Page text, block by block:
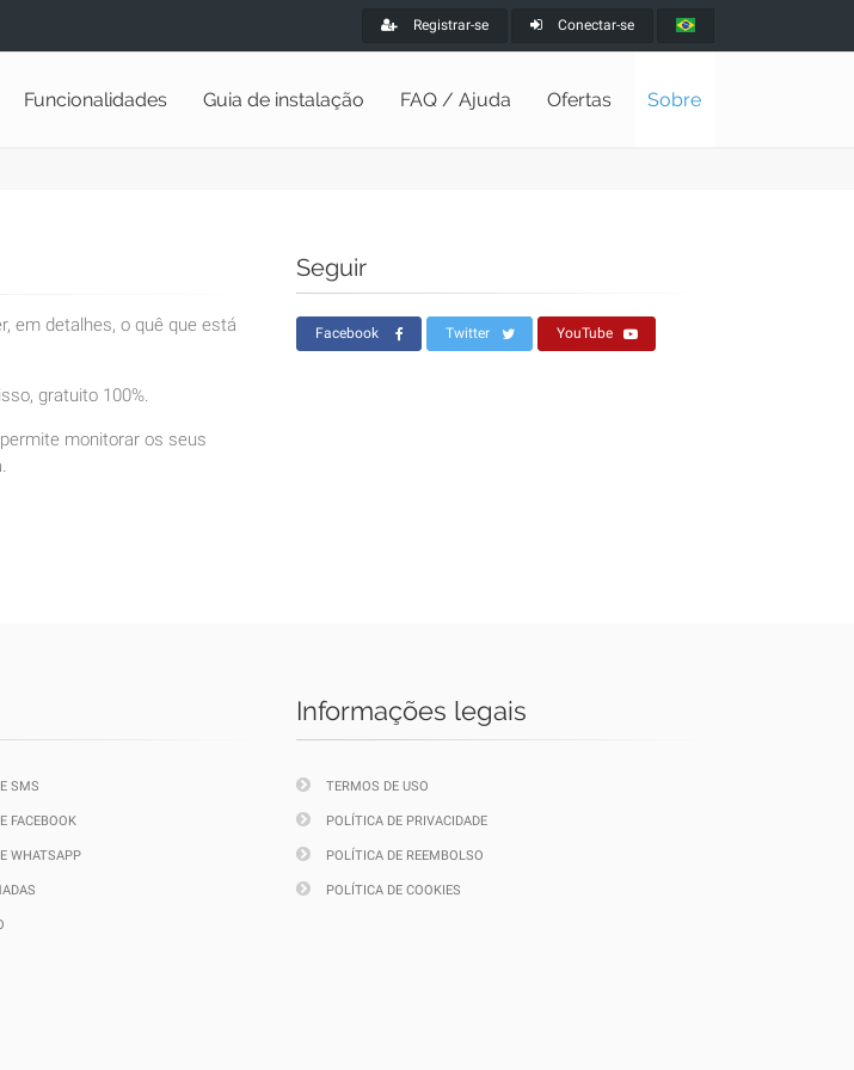
Registrar-se Conectar-se
Funcionalidades Guia de instalação FAQ / Ajuda Ofertas Sobre
em detalhes, o quê que está
gratuito 100%.
monitorar os seus
Seguir
Facebook Twitter YouTube
SMS
FACEBOOK
WHATSAPP
Informações legais
TERMOS DE USO
POLÍTICA DE PRIVACIDADE
POLÍTICA DE REEMBOLSO
POLÍTICA DE COOKIES